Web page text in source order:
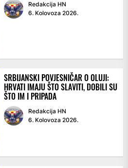
Redakcija HN
6. Kolovoza 2026.
SRBIJANSKI POVJESNIČAR O OLUJI:
HRVATI IMAJU ŠTO SLAVITI, DOBILI SU
ŠTO IM I PRIPADA
Redakcija HN
6. Kolovoza 2026.